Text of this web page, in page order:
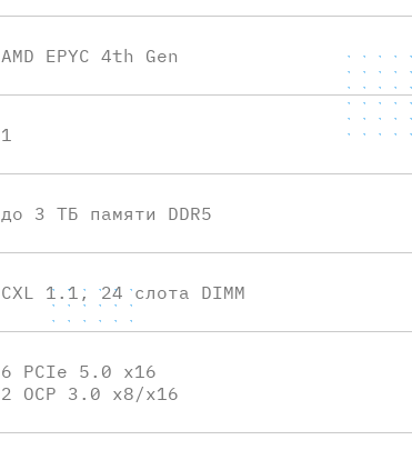
AMD EPYC 4th Gen
1
до 3 ТБ памяти DDR5
CXL 1.1, 24 слота DIMM
6 PCIe 5.0 х16
2 OCP 3.0 х8/x16